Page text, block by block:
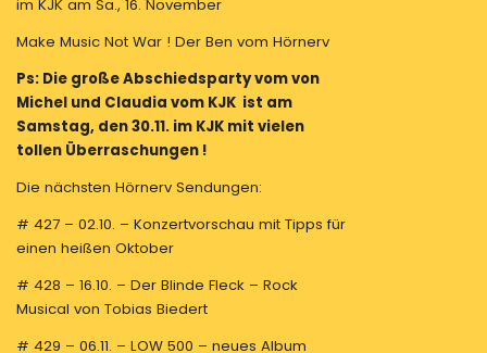
im KJK am Sa., 16. November
Make Music Not War ! Der Ben vom Hörnerv
Ps: Die große Abschiedsparty vom von
Michel und Claudia vom KJK ist am
Samstag, den 30.11. im KJK mit vielen
tollen Überraschungen !
Die nächsten Hörnerv Sendungen:
# 427 – 02.10. – Konzertvorschau mit Tipps für
einen heißen Oktober
# 428 – 16.10. – Der Blinde Fleck – Rock
Musical von Tobias Biedert
# 429 – 06.11. – LOW 500 – neues Album